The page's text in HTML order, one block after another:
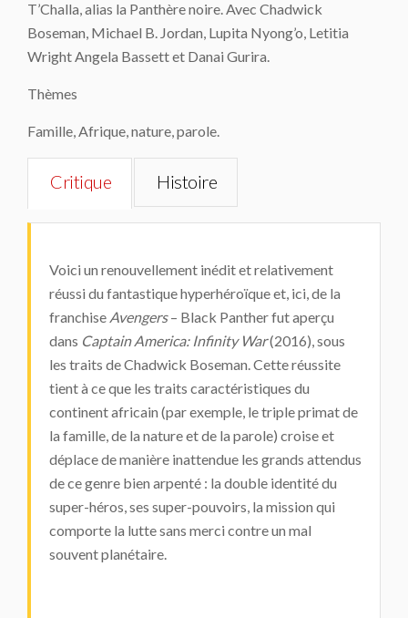
T’Challa, alias la Panthère noire. Avec Chadwick
Boseman, Michael B. Jordan, Lupita Nyong’o, Letitia
Wright Angela Bassett et Danai Gurira.
Thèmes
Famille, Afrique, nature, parole.
Critique Histoire
Voici un renouvellement inédit et relativement
réussi du fantastique hyperhéroïque et, ici, de la
franchise Avengers– Black Panther fut aperçu
dans Captain America: Infinity War(2016), sous
les traits de Chadwick Boseman. Cette réussite
tient à ce que les traits caractéristiques du
continent africain (par exemple, le triple primat de
la famille, de la nature et de la parole) croise et
déplace de manière inattendue les grands attendus
de ce genre bien arpenté : la double identité du
super-héros, ses super-pouvoirs, la mission qui
comporte la lutte sans merci contre un mal
souvent planétaire.